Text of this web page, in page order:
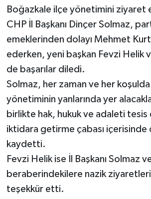
Boğazkale ilçe yönetimini ziyaret
CHP İl Başkanı Dinçer Solmaz,
emeklerinden dolayı Mehmet
ederken, yeni başkan Fevzi Helik
de başarılar diledi.
Solmaz, her zaman ve her
yönetiminin yanlarında yer
birlikte hak, hukuk ve adaleti
iktidara getirme çabası içerisinde
kaydetti.
Fevzi Helik ise İl Başkanı Solmaz
beraberindekilere nazik
teşekkür etti.